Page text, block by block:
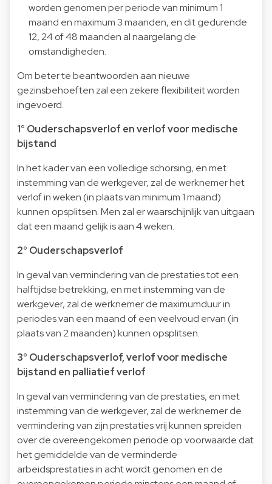
worden genomen per periode van minimum 1
maand en maximum 3 maanden, en dit gedurende
12, 24 of 48 maanden al naargelang de
omstandigheden.
Om beter te beantwoorden aan nieuwe
gezinsbehoeften zal een zekere flexibiliteit worden
ingevoerd.
1° Ouderschapsverlof en verlof voor medische
bijstand
In het kader van een volledige schorsing, en met
instemming van de werkgever, zal de werknemer het
verlof in weken (in plaats van minimum 1 maand)
kunnen opsplitsen. Men zal er waarschijnlijk van uitgaan
dat een maand gelijk is aan 4 weken.
2° Ouderschapsverlof
In geval van vermindering van de prestaties tot een
halftijdse betrekking, en met instemming van de
werkgever, zal de werknemer de maximumduur in
periodes van een maand of een veelvoud ervan (in
plaats van 2 maanden) kunnen opsplitsen.
3° Ouderschapsverlof, verlof voor medische
bijstand en palliatief verlof
In geval van vermindering van de prestaties, en met
instemming van de werkgever, zal de werknemer de
vermindering van zijn prestaties vrij kunnen spreiden
over de overeengekomen periode op voorwaarde dat
het gemiddelde van de verminderde
arbeidsprestaties in acht wordt genomen en de